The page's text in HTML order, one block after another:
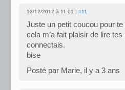
13/12/2012 à 11:01 | #11
Juste un petit coucou pour
cela m’a fait plaisir de lire
connectais.
bise
Posté par Marie, il y a 3 ans